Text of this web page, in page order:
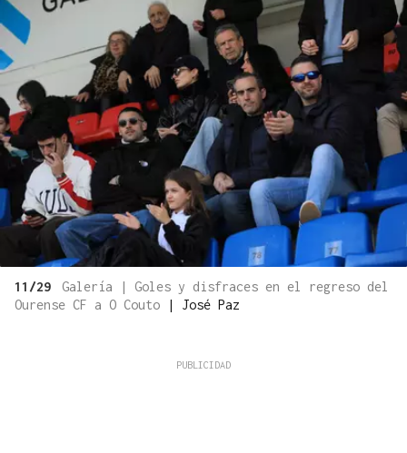
11/29
Galería | Goles y disfraces en el regreso del
Ourense CF a O Couto
| José Paz